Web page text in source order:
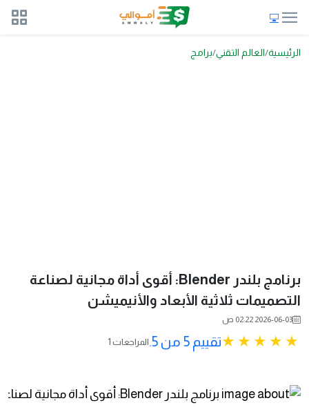
الرئيسية العالم التقني برامج
برنامج بلندر Blender: أقوى أداة مجانية لصناعة
التصميمات ثلاثية الأبعاد والأنيميشن
2026-06-03 02:22 ص
تقييم 5 من 5. 1 المراجعات